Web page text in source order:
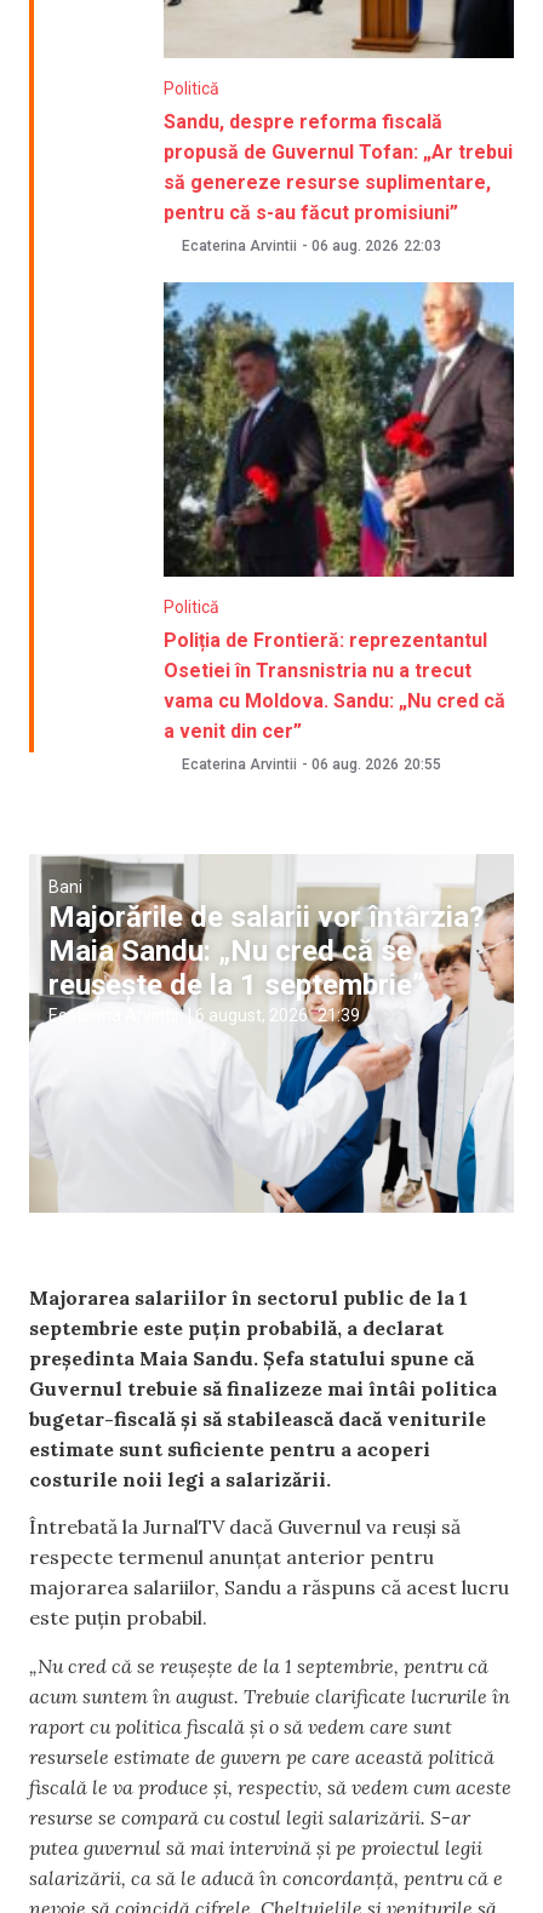
Politică
Sandu, despre reforma fiscală
propusă de Guvernul Tofan: „Ar trebui
să genereze resurse suplimentare,
pentru că s-au făcut promisiuni”
Ecaterina Arvintii - 06 aug. 2026 22:03
Politică
Poliția de Frontieră: reprezentantul
Osetiei în Transnistria nu a trecut
vama cu Moldova. Sandu: „Nu cred că
a venit din cer”
Ecaterina Arvintii - 06 aug. 2026 20:55
Bani
Majorările de salarii vor întârzia?
Maia Sandu: „Nu cred că se
reușește de la 1 septembrie”
Ecaterina Arvintii 6 august, 2026 21:39
Majorarea salariilor în sectorul public de la 1
septembrie este puțin probabilă, a declarat
președinta Maia Sandu. Șefa statului spune că
Guvernul trebuie să finalizeze mai întâi politica
bugetar-fiscală și să stabilească dacă veniturile
estimate sunt suficiente pentru a acoperi
costurile noii legi a salarizării.
Întrebată la JurnalTV dacă Guvernul va reuși să
respecte termenul anunțat anterior pentru
majorarea salariilor, Sandu a răspuns că acest lucru
este puțin probabil.
„Nu cred că se reușește de la 1 septembrie, pentru că
acum suntem în august. Trebuie clarificate lucrurile în
raport cu politica fiscală și o să vedem care sunt
resursele estimate de guvern pe care această politică
fiscală le va produce și, respectiv, să vedem cum aceste
resurse se compară cu costul legii salarizării. S-ar
putea guvernul să mai intervină și pe proiectul legii
salarizării, ca să le aducă în concordanță, pentru că e
nevoie să coincidă cifrele. Cheltuielile și veniturile să